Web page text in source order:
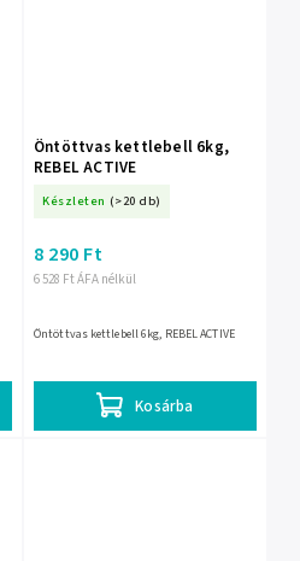
Öntöttvas kettlebell 6kg,
REBEL ACTIVE
Készleten (>20 db)
6 528 Ft ÁFA nélkül
8 290 Ft
Kosárba
Öntöttvas kettlebell 6kg, REBEL ACTIVE